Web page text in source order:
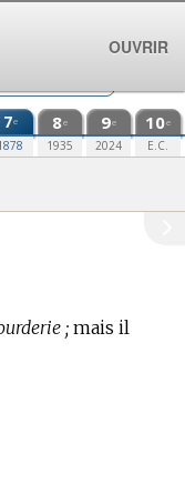
7e 8e
1935
9e
2024
10e
E.C.
; mais il
OUVRIR